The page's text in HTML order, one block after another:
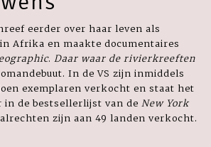
eerder over haar leven als
Afrika en maakte documentaires
. Daar waar de rivierkreeften
In de VS zijn inmiddels
exemplaren verkocht en staat het
in de bestsellerlijst van de New York
zijn aan 49 landen verkocht.